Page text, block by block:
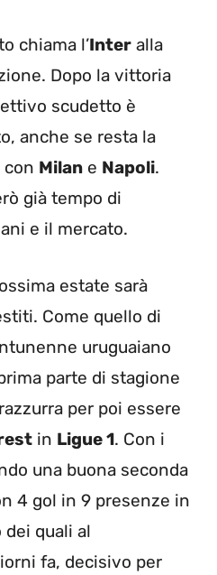
chiama l’Inter alla
Dopo la vittoria
scudetto è
anche se resta la
con Milan e Napoli.
già tempo di
e il mercato.
estate sarà
Come quello di
uruguaiano
parte di stagione
per poi essere
in Ligue 1. Con i
una buona seconda
4 gol in 9 presenze in
dei quali al
fa, decisivo per